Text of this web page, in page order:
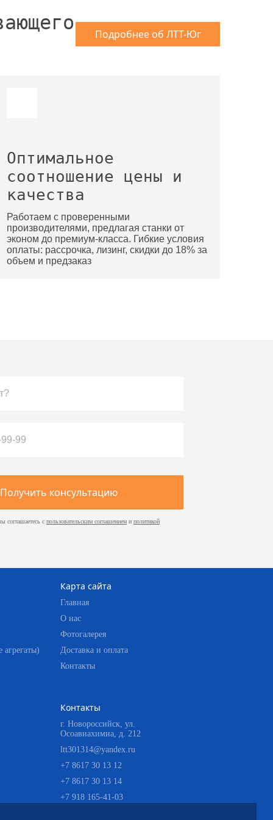
Подробнее об ЛТТ-Юг
Оптимальное
соотношение цены и
качества
Работаем с проверенными
производителями, предлагая станки от
эконом до премиум-класса. Гибкие условия
оплаты: рассрочка, лизинг, скидки до 18% за
объем и предзаказ
Получить консультацию
соглашаетесь с пользовательским соглашением и политикой
Карта сайта
Главная
О нас
Фотогалерея
Доставка и оплата
Контакты
Контакты
г. Новороссийск, ул.
Осоавиахимиа, д. 212
ltt301314@yandex.ru
+7 8617 30 13 12
+7 8617 30 13 14
+7 918 165-41-03